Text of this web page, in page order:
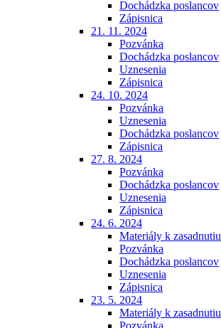
Dochádzka poslancov
Zápisnica
21. 11. 2024
Pozvánka
Dochádzka poslancov
Uznesenia
Zápisnica
24. 10. 2024
Pozvánka
Uznesenia
Dochádzka poslancov
Zápisnica
27. 8. 2024
Pozvánka
Dochádzka poslancov
Uznesenia
Zápisnica
24. 6. 2024
Materiály k zasadnutiu
Pozvánka
Dochádzka poslancov
Uznesenia
Zápisnica
23. 5. 2024
Materiály k zasadnutiu
Pozvánka